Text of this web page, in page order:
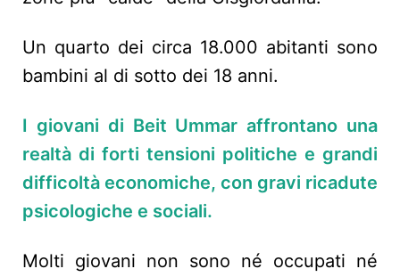
Un quarto dei circa 18.000 abitanti sono
bambini al di sotto dei 18 anni.
I giovani di Beit Ummar affrontano una
realtà di forti tensioni politiche e grandi
difficoltà economiche, con gravi ricadute
psicologiche e sociali.
Molti giovani non sono né occupati né